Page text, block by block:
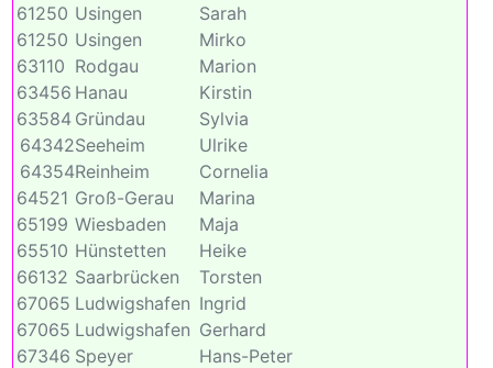
61250 Usingen
Sarah
61250 Usingen
Mirko
63110 Rodgau
Marion
63456 Hanau
Kirstin
63584 Gründau
Sylvia
64342Seeheim
Ulrike
64354Reinheim
Cornelia
64521 Groß-Gerau
Marina
65199 Wiesbaden
Maja
65510 Hünstetten
Heike
66132 Saarbrücken
Torsten
67065 Ludwigshafen Ingrid
67065 Ludwigshafen Gerhard
67346 Speyer
Hans-Peter